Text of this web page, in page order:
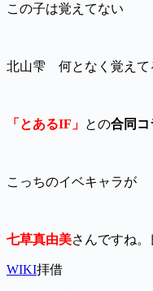
この子は覚えてない
北山雫 何となく覚えて
「とあるIF」 との合同コ
こっちのイベキャラが
七草真由美さんですね
WIKI拝借